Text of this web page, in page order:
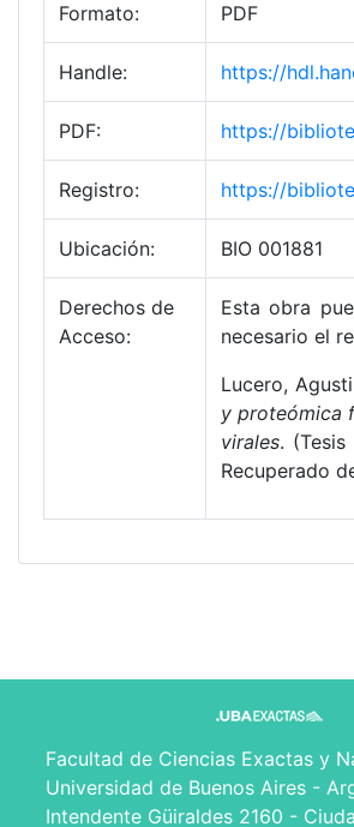
Formato: PDF
Handle: https://
PDF: https://
Registro: https://
Ubicación: BIO 001881
Derechos de
Acceso:
Esta obra
necesario el
Lucero,
y proteómica
virales.
Recuperado
Facultad de Ciencias Exactas y
Universidad de Buenos Aires -
Intendente Güiraldes 2160 -